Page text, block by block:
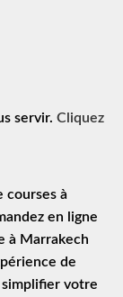
servir. Cliquez
courses à
en ligne
à Marrakech
de
votre